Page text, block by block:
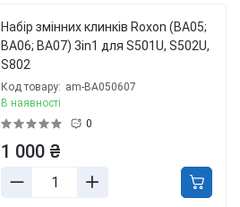
Набір змінних клинків Roxon (BA05;
BA06; BA07) 3in1 для S501U, S502U,
S802
Код товару: am-BA050607
В наявності
0
1 000 ₴